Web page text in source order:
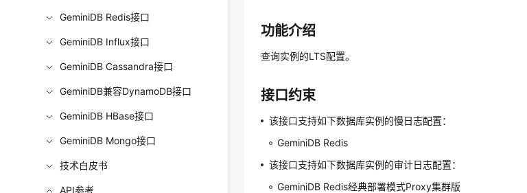
GeminiDB Redis接口
GeminiDB Influx接口
GeminiDB Cassandra接口
GeminiDB兼容DynamoDB接口
GeminiDB HBase接口
GeminiDB Mongo接口
技术白皮书
API参考
功能介绍
查询实例的LTS配置。
接口约束
该接口支持如下数据库实例的慢日志配置：
GeminiDB Redis
该接口支持如下数据库实例的审计日志配置：
GeminiDB Redis经典部署模式Proxy集群版